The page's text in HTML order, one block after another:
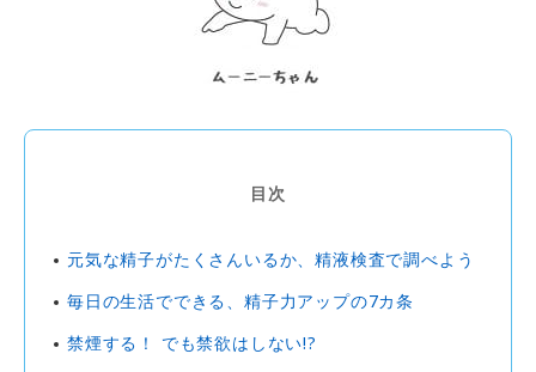
目次
元気な精子がたくさんいるか、精液検査で調べよう
毎日の生活でできる、精子力アップの7カ条
禁煙する！ でも禁欲はしない!?